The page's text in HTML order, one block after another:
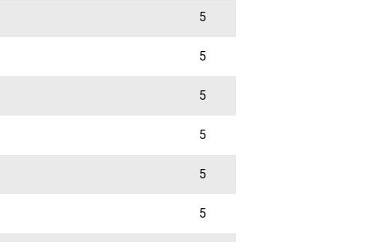
5
5
5
5
5
5